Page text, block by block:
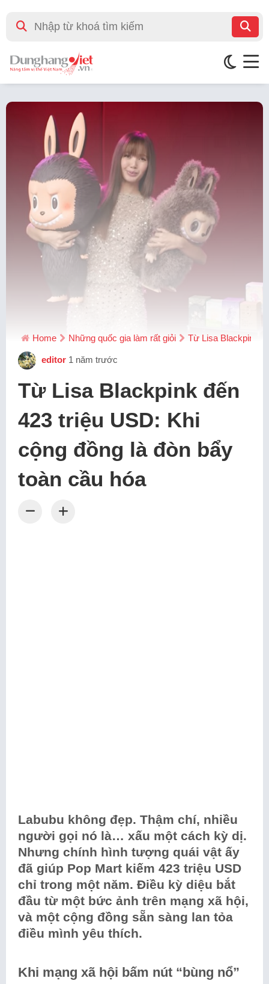
Home Những quốc gia làm rất giỏi Từ Lisa Blackpink
editor 1 năm trước
Từ Lisa Blackpink đến
423 triệu USD: Khi
cộng đồng là đòn bẩy
toàn cầu hóa
Labubu không đẹp. Thậm chí, nhiều
người gọi nó là… xấu một cách kỳ dị.
Nhưng chính hình tượng quái vật ấy
đã giúp Pop Mart kiếm 423 triệu USD
chỉ trong một năm. Điều kỳ diệu bắt
đầu từ một bức ảnh trên mạng xã hội,
và một cộng đồng sẵn sàng lan tỏa
điều mình yêu thích.
Khi mạng xã hội bấm nút “bùng nổ”